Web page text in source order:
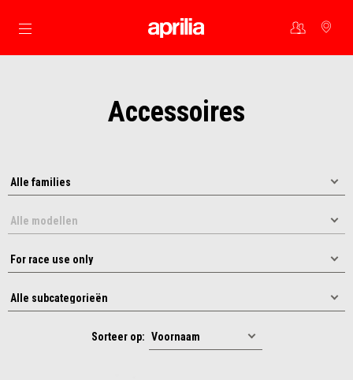
Ga naar de hoofdcontent
Accessoires
Sorteer op: